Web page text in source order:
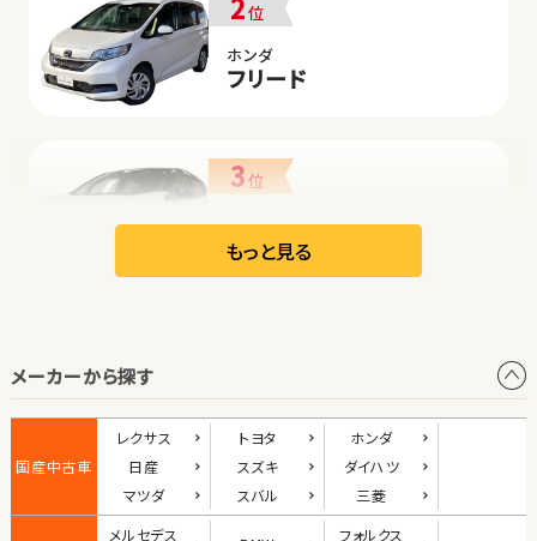
位
ホンダ
フリード
3位
日産
リーフ
1位
ダイハツ
コペン
もっと見る
メーカーから探す
国産中古車
レクサス トヨタ
ホンダ
日産
スズキ
ダイハツ
マツダ
スバル 三菱
メルセデス
フォルクス